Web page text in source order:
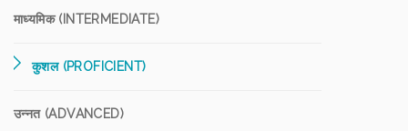
माध्यमिक (INTERMEDIATE)
कुशल (PROFICIENT)
उन्नत (ADVANCED)